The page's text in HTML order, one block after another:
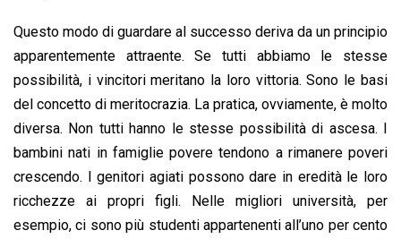
Questo modo di guardare al successo deriva da un principio
apparentemente attraente. Se tutti abbiamo le stesse
possibilità, i vincitori meritano la loro vittoria. Sono le basi
del concetto di meritocrazia. La pratica, ovviamente, è molto
diversa. Non tutti hanno le stesse possibilità di ascesa. I
bambini nati in famiglie povere tendono a rimanere poveri
crescendo. I genitori agiati possono dare in eredità le loro
ricchezze ai propri figli. Nelle migliori università, per
esempio, ci sono più studenti appartenenti all’uno per cento